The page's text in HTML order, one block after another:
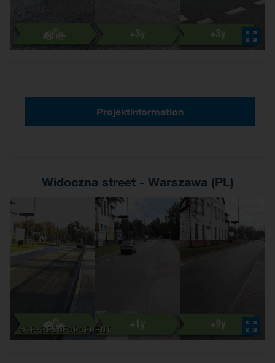
Projektinformation
Widoczna street - Warszawa (PL)
©SP-REINFORCEMENT